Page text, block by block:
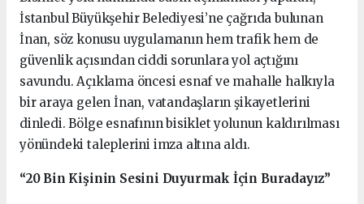
İstanbul Büyükşehir Belediyesi’ne çağrıda bulunan
İnan, söz konusu uygulamanın hem trafik hem de
güvenlik açısından ciddi sorunlara yol açtığını
savundu. Açıklama öncesi esnaf ve mahalle halkıyla
bir araya gelen İnan, vatandaşların şikayetlerini
dinledi. Bölge esnafının bisiklet yolunun kaldırılması
yönündeki taleplerini imza altına aldı.
“20 Bin Kişinin Sesini Duyurmak İçin Buradayız”